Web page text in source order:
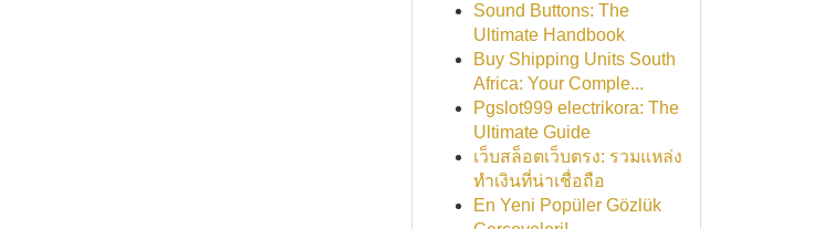
Sound Buttons: The
Ultimate Handbook
Buy Shipping Units South
Africa: Your Comple...
Pgslot999 electrikora: The
Ultimate Guide
เว็บสล็อตเว็บตรง: รวมแหล่ง
ทำเงินที่น่าเชื่อถือ
En Yeni Popüler Gözlük